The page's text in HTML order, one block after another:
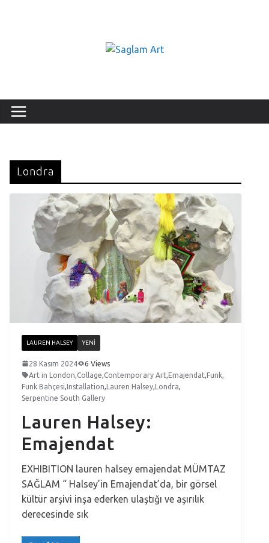
Londra
LAUREN HALSEY YENI
28 Kasım 2024
6 Views
Art in London,Collage,Contemporary Art,Emajendat,Funk,
Funk Bahçesi,Installation,Lauren Halsey,Londra,
Serpentine South Gallery
Lauren Halsey:
Emajendat
EXHIBITION lauren halsey emajendat MÜMTAZ
SAĞLAM “ Halsey’in Emajendat’da, bir görsel
kültür arşivi inşa ederken ulaştığı ve aşırılık
derecesinde sık